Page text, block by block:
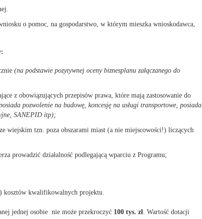
o pomoc, na gospodarstwo, w którym mieszka wnioskodawca,
(na podstawie pozytywnej oceny biznesplanu załączanego do
z obowiązujących przepisów prawa, które mają zastosowanie do
pozwolenie na budowę, koncesję na usługi transportowe, posiada
SANEPID itp);
wiejskim tzn. poza obszarami miast (a nie miejscowości!) liczących
prowadzić działalność podlegającą wparciu z Programu;
kosztów kwalifikowalnych projektu.
jednej osobie nie może przekroczyć 100 tys. zł . Wartość dotacji